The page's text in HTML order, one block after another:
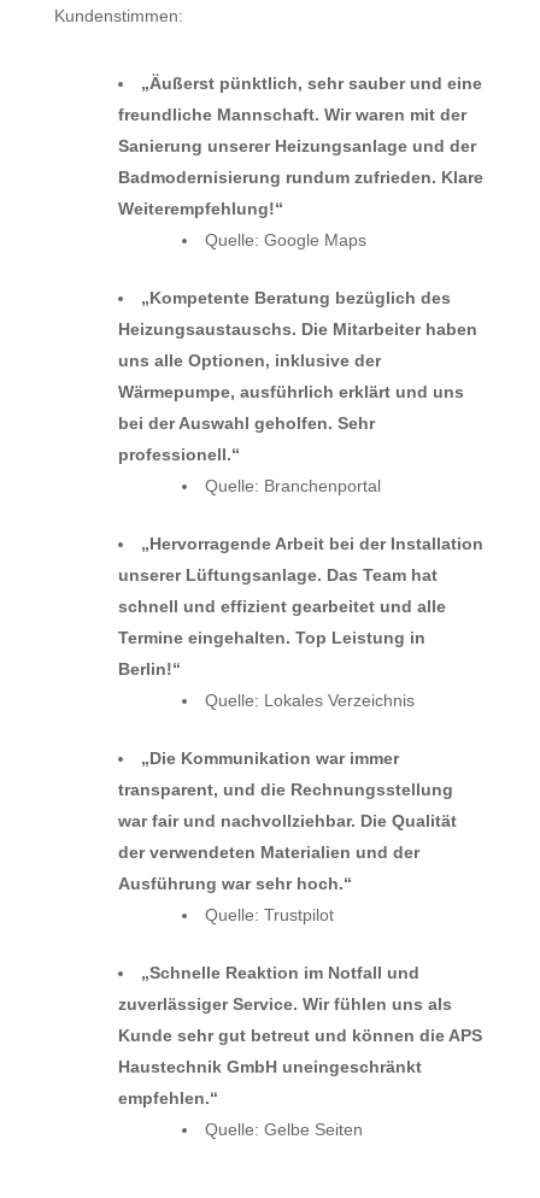
Kundenstimmen:
„Äußerst pünktlich, sehr sauber und eine
freundliche Mannschaft. Wir waren mit der
Sanierung unserer Heizungsanlage und der
Badmodernisierung rundum zufrieden. Klare
Weiterempfehlung!“
Quelle: Google Maps
„Kompetente Beratung bezüglich des
Heizungsaustauschs. Die Mitarbeiter haben
uns alle Optionen, inklusive der
Wärmepumpe, ausführlich erklärt und uns
bei der Auswahl geholfen. Sehr
professionell.“
Quelle: Branchenportal
„Hervorragende Arbeit bei der Installation
unserer Lüftungsanlage. Das Team hat
schnell und effizient gearbeitet und alle
Termine eingehalten. Top Leistung in
Berlin!“
Quelle: Lokales Verzeichnis
„Die Kommunikation war immer
transparent, und die Rechnungsstellung
war fair und nachvollziehbar. Die Qualität
der verwendeten Materialien und der
Ausführung war sehr hoch.“
Quelle: Trustpilot
„Schnelle Reaktion im Notfall und
zuverlässiger Service. Wir fühlen uns als
Kunde sehr gut betreut und können die APS
Haustechnik GmbH uneingeschränkt
empfehlen.“
Quelle: Gelbe Seiten